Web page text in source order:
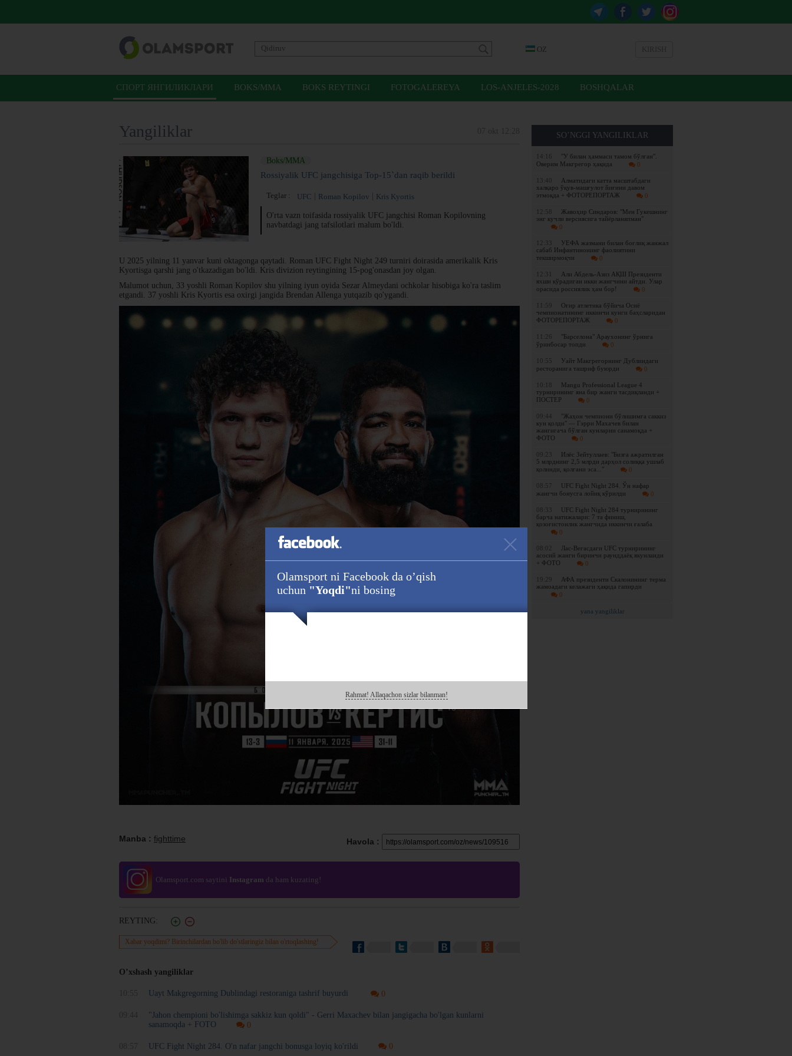
OZ
СПОРТ ЯНГИЛИКЛАРИ BOKS/MMA BOKS REYTINGI FOTOGALEREYA LOS-ANJELES-2028 BOSHQALAR
SO’NGGI YANGILIKLAR
14:16
"У билан ҳаммаси тамом бўлган".
Оверим Макгрегор ҳақида
0
13:40
Алматидаги катта масштабдаги
халқаро ўқув-машғулот йиғини давом
этмоқда + ФОТОРЕПОРТАЖ
0
12:58
Жавоҳир Синдаров: "Мен Гукешнинг
энг кучли версиясига тайёрланяпман"
0
12:33
УЕФА жазмани билан боғлиқ жанжал
сабаб Инфантинонинг фаолиятини
текширмоқчи
0
12:31
Али Абдель-Азиз АҚШ Президенти
яхши кўрадиган икки жангчини айтди. Улар
орасида россиялик ҳам бор!
0
11:59
Оғир атлетика бўйича Осиё
чемпионатининг иккинчи кунги баҳсларидан
ФОТОРЕПОРТАЖ
0
11:26
"Барселона" Араухонинг ўрнига
ўринбосар топди
0
10:55
Уайт Макгрегорнинг Дублиндаги
ресторанига ташриф буюрди
0
10:18
Mangu Professional League 4
турнирининг яна бир жанги тасдиқланди +
ПОСТЕР
0
09:44
"Жаҳон чемпиони бўлишимга саккиз
кун қолди" — Гэрри Махачев билан
жангигача бўлган кунларни санамоқда +
ФОТО
0
09:23
Илёс Зейтуллаев: "Бизга ажратилган
5 млрднинг 2,5 млрди дарҳол солиққа ушлаб
қолинди, қолгани эса..."
0
08:57
UFC Fight Night 284. Ўн нафар
жангчи бонусга лойиқ кўрилди
0
08:33
UFC Fight Night 284 турнирининг
барча натижалари: 7 та финиш,
қозоғистонлик жангчида иккинчи ғалаба
0
08:02
Лас-Вегасдаги UFC турнирининг
асосий жанги биринчи раунддаёқ якунланди
+ ФОТО
0
19:29
АФА президенти Скалонининг терма
жамоадаги келажаги ҳақида гапирди
0
yana yangiliklar
Yangiliklar
Boks/MMA
Rossiyalik UFC jangchisiga Top-15`dan raqib berildi
Teglar : UFC Roman Kopilov Kris Kyortis
O'rta vazn toifasida rossiyalik UFC jangchisi Roman Kopilovning
navbatdagi jang tafsilotlari malum bo'ldi.
U 2025 yilning 11 yanvar kuni oktagonga qaytadi. Roman UFC Fight Night 249 turniri doirasida amerikalik Kris
Kyortisga qarshi jang o'tkazadigan bo'ldi. Kris divizion reytingining 15-pog'onasdan joy olgan.
Malumot uchun, 33 yoshli Roman Kopilov shu yilning iyun oyida Sezar Almeydani ochkolar hisobiga ko'ra taslim
etgandi. 37 yoshli Kris Kyortis esa oxirgi jangida Brendan Allenga yutqazib qo'ygandi.
Havola :
Manba : fighttime
Olamsport.com saytini Instagram da ham kuzating!
REYTING:
Xabar yoqdimi? Birinchilardan bo'lib do'stlaringiz bilan o'rtoqlashing!
O’xshash yangiliklar
Uayt Makgregorning Dublindagi restoraniga tashrif buyurdi 0
"Jahon chempioni bo'lishimga sakkiz kun qoldi" - Gerri Maxachev bilan jangigacha bo'lgan kunlarni
sanamoqda + FOTO
0
UFC Fight Night 284. O'n nafar jangchi bonusga loyiq ko'rildi 0
Olamsport ni Facebook da o’qish
uchun "Yoqdi"ni bosing
Rahmat! Allaqachon sizlar bilanman!